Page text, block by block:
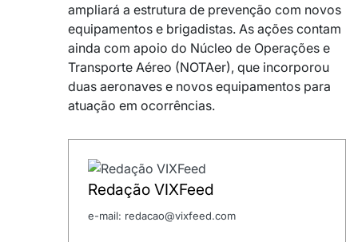
ampliará a estrutura de prevenção com novos
equipamentos e brigadistas. As ações contam
ainda com apoio do Núcleo de Operações e
Transporte Aéreo (NOTAer), que incorporou
duas aeronaves e novos equipamentos para
atuação em ocorrências.
Redação VIXFeed
e-mail: redacao@vixfeed.com